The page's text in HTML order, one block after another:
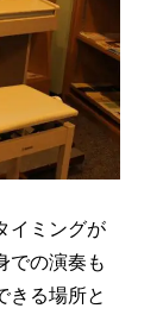
イミングが
での演奏も
きる場所と